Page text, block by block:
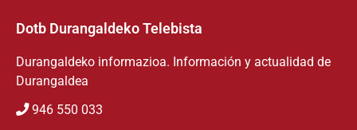
Dotb Durangaldeko Telebista
Durangaldeko informazioa. Información y actualidad de
Durangaldea
946 550 033